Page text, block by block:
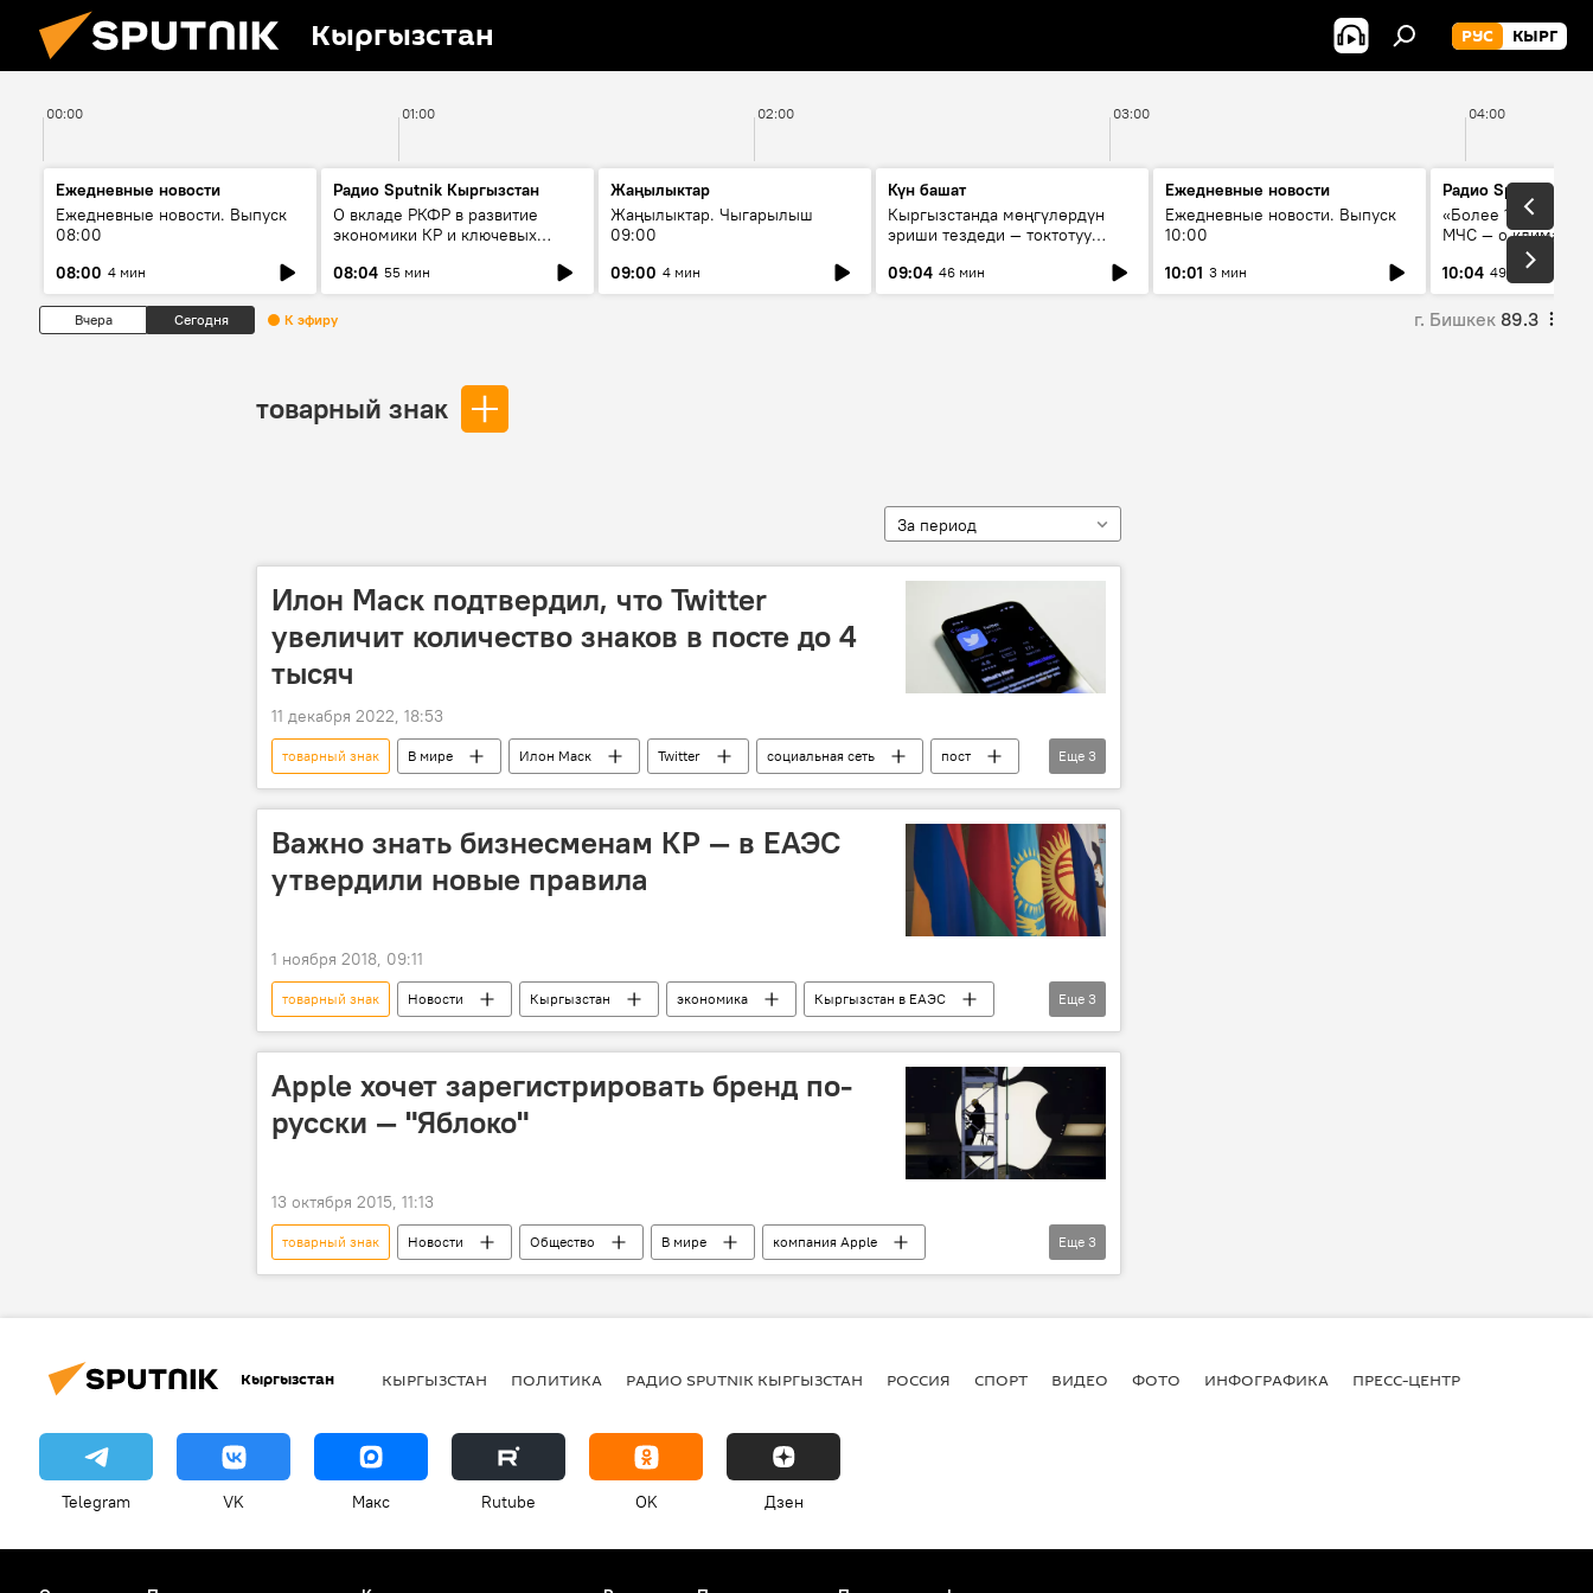
Кыргызстан РУС КЫРГ
00:00 01:00 02:00 03:00 04:00
Ежедневные новости
Ежедневные новости. Выпуск
08:00
08:00 4 мин
Радио Sputnik Кыргызстан
О вкладе РКФР в развитие
экономики КР и ключевых
08:04 55 мин
Жаңылыктар
Жаңылыктар. Чыгарылыш
09:00
09:00 4 мин
Күн башат
Кыргызстанда мөңгүлөрдүн
эриши тездеди — токтотуу
09:04 46 мин
Ежедневные новости
Ежедневные новости. Выпуск
10:00
10:01 3 мин
Радио Sputnik
«Более 1200 сёл в
МЧС — о климате,
системе
населения
10:04 49 мин
Вчера Сегодня К эфиру г. Бишкек 89.3
товарный знак
За период
Илон Маск подтвердил, что Twitter
увеличит количество знаков в посте до 4
тысяч
11 декабря 2022, 18:53
товарный знак В мире Илон Маск Twitter социальная сеть
пост
количество
увеличение символ
Еще 3
Важно знать бизнесменам КР — в ЕАЭС
утвердили новые правила
1 ноября 2018, 09:11
товарный знак Новости Кыргызстан экономика
Кыргызстан в ЕАЭС
бизнес
электричество энергосистема
Еще 3
Apple хочет зарегистрировать бренд по-
русски — "Яблоко"
13 октября 2015, 11:13
товарный знак Новости Общество В мире
компания Apple
компьютер
Россия интеллектуальная собственность
Еще 3
Кыргызстан КЫРГЫЗСТАН ПОЛИТИКА РАДИО SPUTNIK КЫРГЫЗСТАН РОССИЯ СПОРТ ВИДЕО ФОТО ИНФОГРАФИКА ПРЕСС-ЦЕНТР
Telegram VK Макс Rutube OK Дзен